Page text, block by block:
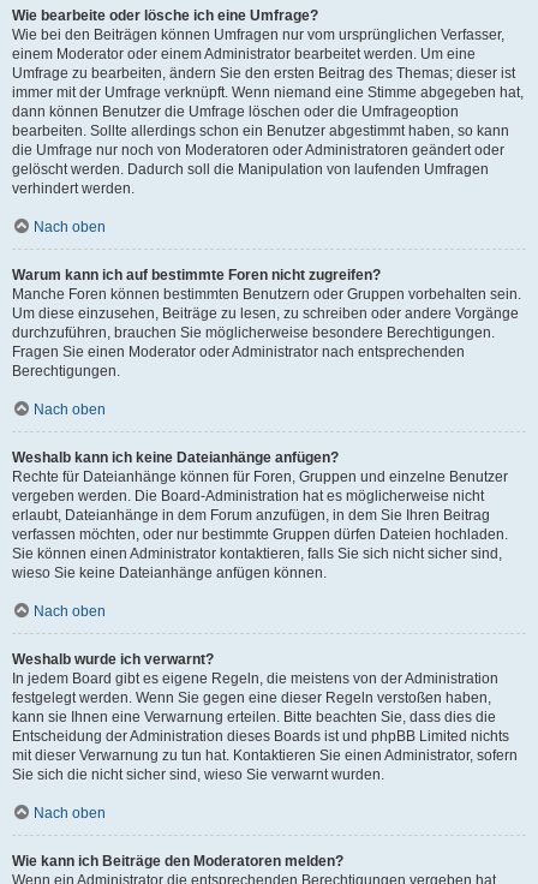
Wie bearbeite oder lösche ich eine Umfrage?
Wie bei den Beiträgen können Umfragen nur vom ursprünglichen Verfasser,
einem Moderator oder einem Administrator bearbeitet werden. Um eine
Umfrage zu bearbeiten, ändern Sie den ersten Beitrag des Themas; dieser ist
immer mit der Umfrage verknüpft. Wenn niemand eine Stimme abgegeben hat,
dann können Benutzer die Umfrage löschen oder die Umfrageoption
bearbeiten. Sollte allerdings schon ein Benutzer abgestimmt haben, so kann
die Umfrage nur noch von Moderatoren oder Administratoren geändert oder
gelöscht werden. Dadurch soll die Manipulation von laufenden Umfragen
verhindert werden.
Nach oben
Warum kann ich auf bestimmte Foren nicht zugreifen?
Manche Foren können bestimmten Benutzern oder Gruppen vorbehalten sein.
Um diese einzusehen, Beiträge zu lesen, zu schreiben oder andere Vorgänge
durchzuführen, brauchen Sie möglicherweise besondere Berechtigungen.
Fragen Sie einen Moderator oder Administrator nach entsprechenden
Berechtigungen.
Nach oben
Weshalb kann ich keine Dateianhänge anfügen?
Rechte für Dateianhänge können für Foren, Gruppen und einzelne Benutzer
vergeben werden. Die Board-Administration hat es möglicherweise nicht
erlaubt, Dateianhänge in dem Forum anzufügen, in dem Sie Ihren Beitrag
verfassen möchten, oder nur bestimmte Gruppen dürfen Dateien hochladen.
Sie können einen Administrator kontaktieren, falls Sie sich nicht sicher sind,
wieso Sie keine Dateianhänge anfügen können.
Nach oben
Weshalb wurde ich verwarnt?
In jedem Board gibt es eigene Regeln, die meistens von der Administration
festgelegt werden. Wenn Sie gegen eine dieser Regeln verstoßen haben,
kann sie Ihnen eine Verwarnung erteilen. Bitte beachten Sie, dass dies die
Entscheidung der Administration dieses Boards ist und phpBB Limited nichts
mit dieser Verwarnung zu tun hat. Kontaktieren Sie einen Administrator, sofern
Sie sich die nicht sicher sind, wieso Sie verwarnt wurden.
Nach oben
Wie kann ich Beiträge den Moderatoren melden?
Wenn ein Administrator die entsprechenden Berechtigungen vergeben hat,